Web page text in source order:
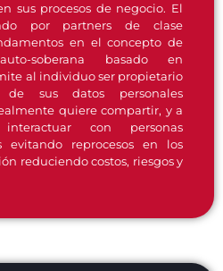
sus procesos de negocio. El
por partners de clase
en el concepto de
soberana basado en
al individuo ser propietario
sus datos personales
quiere compartir, y a
con personas
evitando reprocesos en los
reduciendo costos, riesgos y